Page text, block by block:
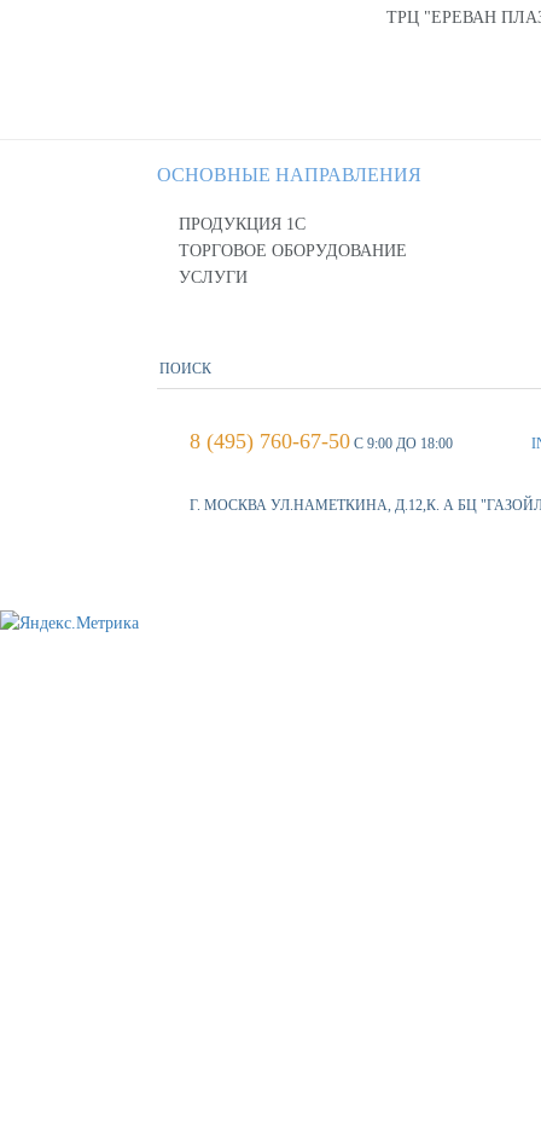
ТРЦ "ЕРЕВАН
ОСНОВНЫЕ НАПРАВЛЕНИЯ
ПРОДУКЦИЯ 1С
ТОРГОВОЕ ОБОРУДОВАНИЕ
УСЛУГИ
8 (495) 760-67-50 С 9:00 ДО 18:00
Г. МОСКВА УЛ.НАМЕТКИНА, Д.12,К. А БЦ